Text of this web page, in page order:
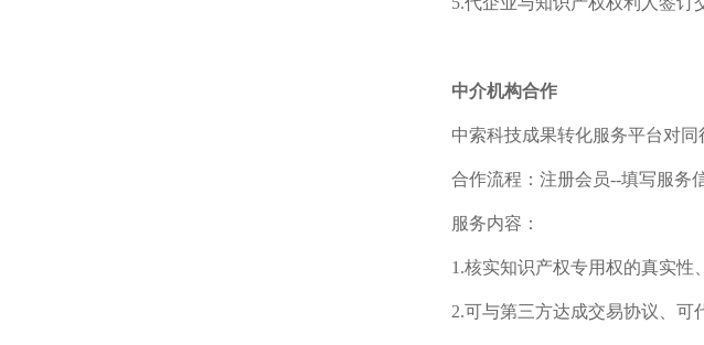
中介机构合作
中索科技成果转化服务平台对同
合作流程：注册会员--填写服务
服务内容：
1.核实知识产权专用权的真实性
2.可与第三方达成交易协议、可